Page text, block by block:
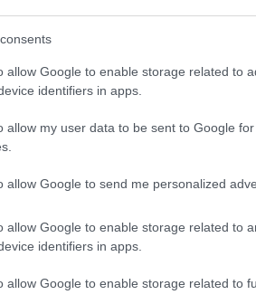
allow Google to enable storage related to
identifiers in apps.
allow my user data to be sent to Google
allow Google to send me personalized
allow Google to enable storage related to
identifiers in apps.
allow Google to enable storage related to
il problema come una questione
al post del capitano sono indizi